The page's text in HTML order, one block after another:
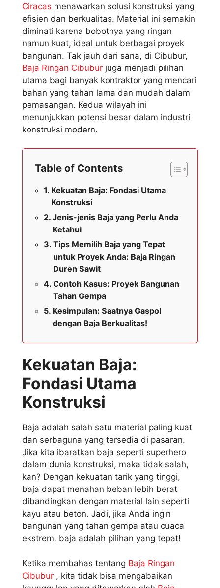
Ciracas menawarkan solusi konstruksi yang
efisien dan berkualitas. Material ini semakin
diminati karena bobotnya yang ringan
namun kuat, ideal untuk berbagai proyek
bangunan. Tak jauh dari sana, di Cibubur,
Baja Ringan Cibubur juga menjadi pilihan
utama bagi banyak kontraktor yang mencari
bahan yang tahan lama dan mudah dalam
pemasangan. Kedua wilayah ini
menunjukkan potensi besar dalam industri
konstruksi modern.
Table of Contents
Kekuatan Baja: Fondasi Utama
Konstruksi
Jenis-jenis Baja yang Perlu Anda
Ketahui
Tips Memilih Baja yang Tepat
untuk Proyek Anda: Baja Ringan
Duren Sawit
Contoh Kasus: Proyek Bangunan
Tahan Gempa
Kesimpulan: Saatnya Gaspol
dengan Baja Berkualitas!
Kekuatan Baja:
Fondasi Utama
Konstruksi
Baja adalah salah satu material paling kuat
dan serbaguna yang tersedia di pasaran.
Jika kita ibaratkan baja seperti superhero
dalam dunia konstruksi, maka tidak salah,
kan? Dengan kekuatan tarik yang tinggi,
baja dapat menahan beban lebih berat
dibandingkan dengan material lain seperti
kayu atau beton. Jadi, jika Anda ingin
bangunan yang tahan gempa atau cuaca
ekstrem, baja adalah pilihan yang tepat!
Ketika membahas tentang Baja Ringan
Cibubur , kita tidak bisa mengabaikan